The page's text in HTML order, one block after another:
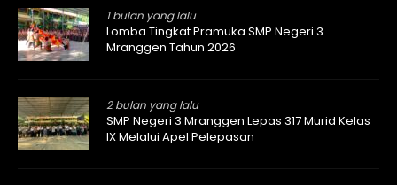
1 bulan yang lalu
Lomba Tingkat Pramuka SMP Negeri 3
Mranggen Tahun 2026
2 bulan yang lalu
SMP Negeri 3 Mranggen Lepas 317 Murid Kelas
IX Melalui Apel Pelepasan